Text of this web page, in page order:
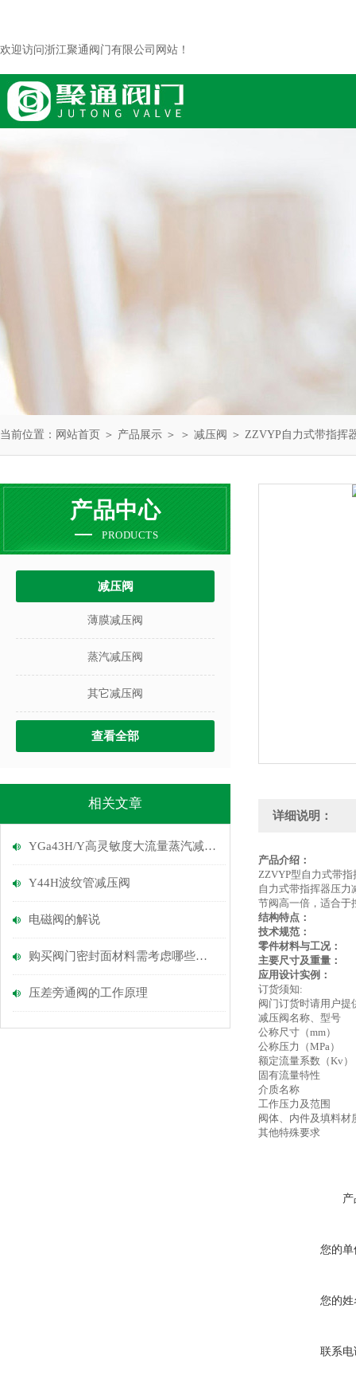
欢迎访问浙江聚通阀门有限公司网站！
当前位置： 网站首页 ＞ 产品展示 ＞ ＞ 减压阀 ＞ ZZVYP自力式带指挥
产品中心
PRODUCTS
减压阀
薄膜减压阀
蒸汽减压阀
其它减压阀
查看全部
相关文章
YGa43H/Y高灵敏度大流量蒸汽减压阀
Y44H波纹管减压阀
电磁阀的解说
购买阀门密封面材料需考虑哪些因素
压差旁通阀的工作原理
详细说明：
产品介绍：
ZZVYP型自力式带
自力式带指挥器压力
节阀高一倍，适合于
结构特点：
技术规范：
零件材料与工况：
主要尺寸及重量：
应用设计实例：
订货须知:
阀门订货时请用户提
减压阀名称、型号
公称尺寸（mm）
公称压力（MPa）
额定流量系数（Kv）
固有流量特性
介质名称
工作压力及范围
阀体、内件及填料材
其他特殊要求
您的单
您的姓
联系电